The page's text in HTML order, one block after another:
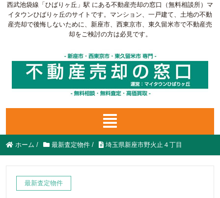
西武池袋線「ひばりヶ丘」駅 にある不動産売却の窓口（無料相談所）マ
イタウンひばりヶ丘のサイトです。マンション、一戸建て、土地の不動
産売却で後悔しないために、新座市、西東京市、東久留米市で不動産売
却をご検討の方は必見です。
ホーム / 最新査定物件 / 埼玉県新座市野火止４丁目
最新査定物件